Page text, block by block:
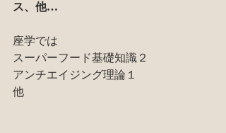
ス、他…
座学では
スーパーフード基礎知識２
アンチエイジング理論１
他